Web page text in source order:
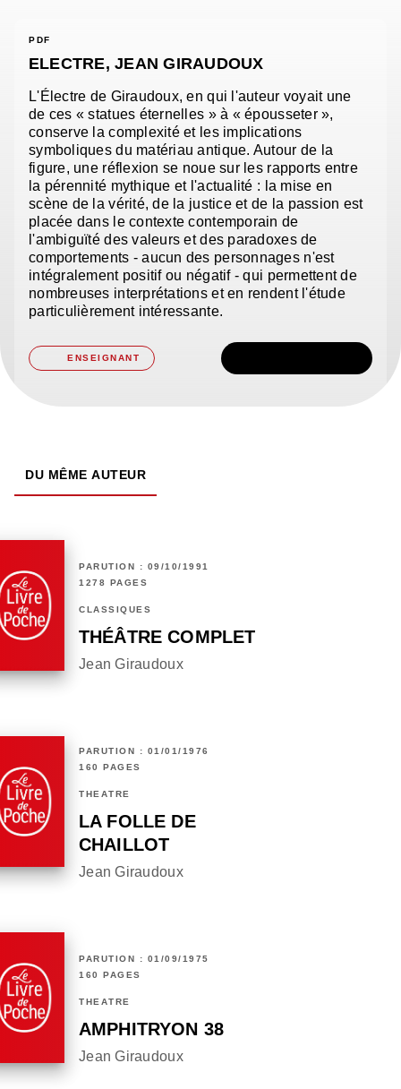
PDF
ELECTRE, JEAN GIRAUDOUX
L'Électre de Giraudoux, en qui l'auteur voyait une
de ces « statues éternelles » à « épousseter »,
conserve la complexité et les implications
symboliques du matériau antique. Autour de la
figure, une réflexion se noue sur les rapports entre
la pérennité mythique et l'actualité : la mise en
scène de la vérité, de la justice et de la passion est
placée dans le contexte contemporain de
l'ambiguïté des valeurs et des paradoxes de
comportements - aucun des personnages n'est
intégralement positif ou négatif - qui permettent de
nombreuses interprétations et en rendent l'étude
particulièrement intéressante.
ENSEIGNANT
DU MÊME AUTEUR
PARUTION : 09/10/1991
1278 PAGES
CLASSIQUES
THÉÂTRE COMPLET
Jean Giraudoux
PARUTION : 01/01/1976
160 PAGES
THÉÂTRE
LA FOLLE DE
CHAILLOT
Jean Giraudoux
PARUTION : 01/09/1975
160 PAGES
THÉÂTRE
AMPHITRYON 38
Jean Giraudoux